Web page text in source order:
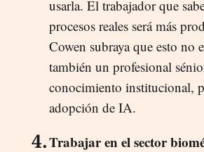
usarla. El trabajador que
procesos reales será más
Cowen subraya que esto no
también un profesional
conocimiento institucional,
adopción de IA.
Trabajar en el sector